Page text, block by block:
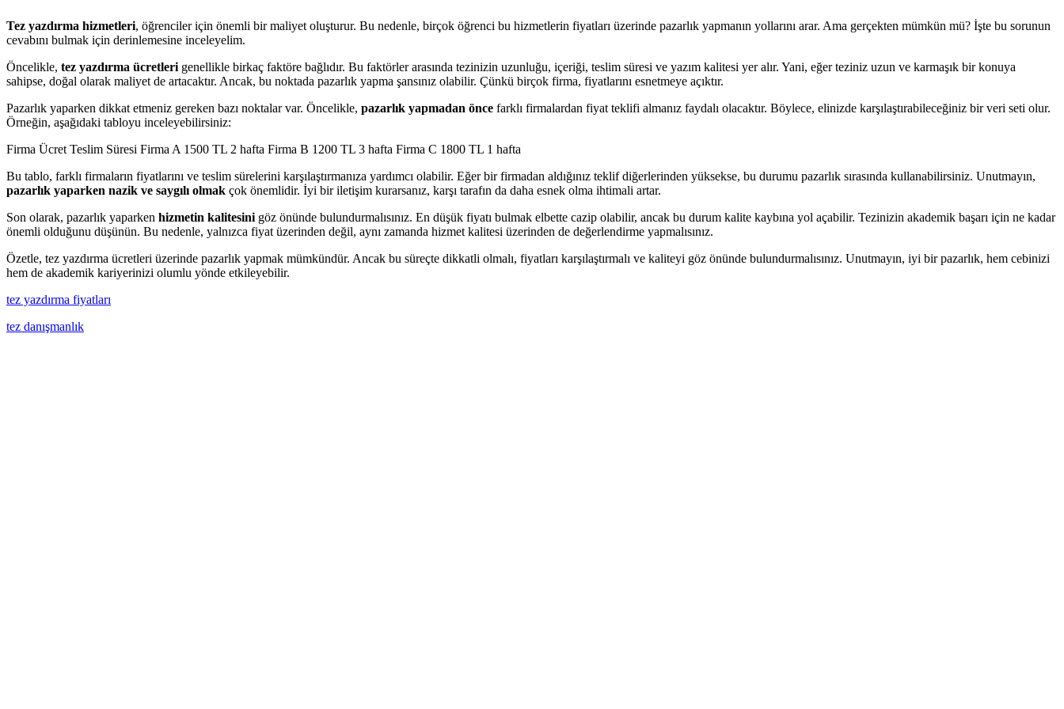
Tez yazdırma hizmetleri, öğrenciler için önemli bir maliyet oluşturur. Bu nedenle, birçok öğrenci bu hizmetlerin fiyatları üzerinde pazarlık yapmanın yollarını arar. Ama gerçekten mümkün mü? İşte bu sorunun
cevabını bulmak için derinlemesine inceleyelim.
Öncelikle, tez yazdırma ücretleri genellikle birkaç faktöre bağlıdır. Bu faktörler arasında tezinizin uzunluğu, içeriği, teslim süresi ve yazım kalitesi yer alır. Yani, eğer teziniz uzun ve karmaşık bir konuya
sahipse, doğal olarak maliyet de artacaktır. Ancak, bu noktada pazarlık yapma şansınız olabilir. Çünkü birçok firma, fiyatlarını esnetmeye açıktır.
Pazarlık yaparken dikkat etmeniz gereken bazı noktalar var. Öncelikle, pazarlık yapmadan önce farklı firmalardan fiyat teklifi almanız faydalı olacaktır. Böylece, elinizde karşılaştırabileceğiniz bir veri seti olur.
Örneğin, aşağıdaki tabloyu inceleyebilirsiniz:
Firma Ücret Teslim Süresi Firma A 1500 TL 2 hafta Firma B 1200 TL 3 hafta Firma C 1800 TL 1 hafta
Bu tablo, farklı firmaların fiyatlarını ve teslim sürelerini karşılaştırmanıza yardımcı olabilir. Eğer bir firmadan aldığınız teklif diğerlerinden yüksekse, bu durumu pazarlık sırasında kullanabilirsiniz. Unutmayın,
pazarlık yaparken nazik ve saygılı olmak çok önemlidir. İyi bir iletişim kurarsanız, karşı tarafın da daha esnek olma ihtimali artar.
Son olarak, pazarlık yaparken hizmetin kalitesini göz önünde bulundurmalısınız. En düşük fiyatı bulmak elbette cazip olabilir, ancak bu durum kalite kaybına yol açabilir. Tezinizin akademik başarı için ne kadar
önemli olduğunu düşünün. Bu nedenle, yalnızca fiyat üzerinden değil, aynı zamanda hizmet kalitesi üzerinden de değerlendirme yapmalısınız.
Özetle, tez yazdırma ücretleri üzerinde pazarlık yapmak mümkündür. Ancak bu süreçte dikkatli olmalı, fiyatları karşılaştırmalı ve kaliteyi göz önünde bulundurmalısınız. Unutmayın, iyi bir pazarlık, hem cebinizi
hem de akademik kariyerinizi olumlu yönde etkileyebilir.
tez yazdırma fiyatları
tez danışmanlık